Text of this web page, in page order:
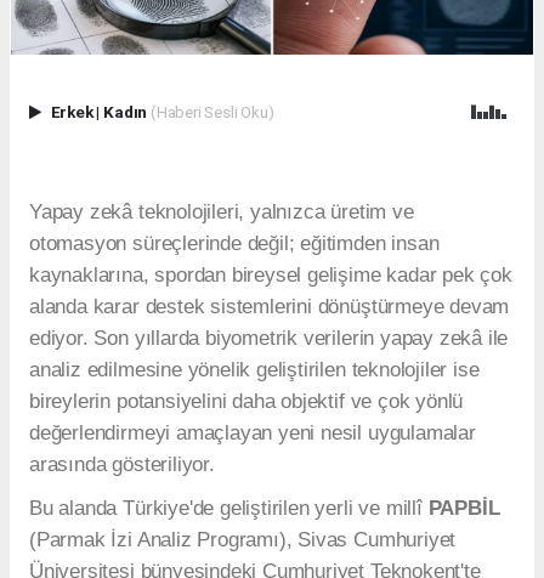
Erkek| Kadın (Haberi Sesli Oku)
Yapay zekâ teknolojileri, yalnızca üretim ve
otomasyon süreçlerinde değil; eğitimden insan
kaynaklarına, spordan bireysel gelişime kadar pek çok
alanda karar destek sistemlerini dönüştürmeye devam
ediyor. Son yıllarda biyometrik verilerin yapay zekâ ile
analiz edilmesine yönelik geliştirilen teknolojiler ise
bireylerin potansiyelini daha objektif ve çok yönlü
değerlendirmeyi amaçlayan yeni nesil uygulamalar
arasında gösteriliyor.
Bu alanda Türkiye'de geliştirilen yerli ve millî PAPBİL
(Parmak İzi Analiz Programı), Sivas Cumhuriyet
Üniversitesi bünyesindeki Cumhuriyet Teknokent'te